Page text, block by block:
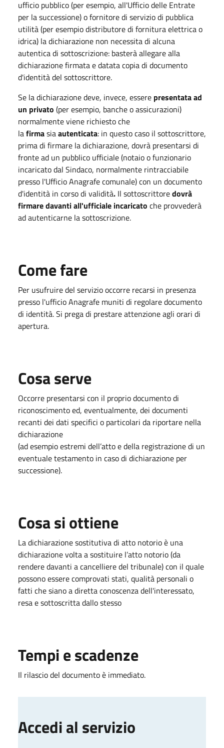
ufficio pubblico (per esempio, all'Ufficio delle Entrate
per la successione) o fornitore di servizio di pubblica
utilità (per esempio distributore di fornitura elettrica o
idrica) la dichiarazione non necessita di alcuna
autentica di sottoscrizione: basterà allegare alla
dichiarazione firmata e datata copia di documento
d'identità del sottoscrittore.
Se la dichiarazione deve, invece, essere presentata ad
un privato (per esempio, banche o assicurazioni)
normalmente viene richiesto che
lafirmasiaautenticata: in questo caso il sottoscrittore,
prima di firmare la dichiarazione, dovrà presentarsi di
fronte ad un pubblico ufficiale (notaio o funzionario
incaricato dal Sindaco, normalmente rintracciabile
presso l'Ufficio Anagrafe comunale) con un documento
d'identità in corso di validità. Il sottoscrittoredovrà
firmare davanti all'ufficiale incaricato che provvederà
ad autenticarne la sottoscrizione.
Come fare
Per usufruire del servizio occorre recarsi in presenza
presso l'ufficio Anagrafe muniti di regolare documento
di identità. Si prega di prestare attenzione agli orari di
apertura.
Cosa serve
Occorre presentarsi con il proprio documento di
riconoscimento ed, eventualmente, dei documenti
recanti dei dati specifici o particolari da riportare nella
dichiarazione
(ad esempio estremi dell’atto e della registrazione di un
eventuale testamento in caso di dichiarazione per
successione).
Cosa si ottiene
La dichiarazione sostitutiva di atto notorio è una
dichiarazione volta a sostituire l’atto notorio (da
rendere davanti a cancelliere del tribunale) con il quale
possono essere comprovati stati, qualità personali o
fatti che siano a diretta conoscenza dell'interessato,
resa e sottoscritta dallo stesso
Tempi e scadenze
Il rilascio del documento è immediato.
Accedi al servizio